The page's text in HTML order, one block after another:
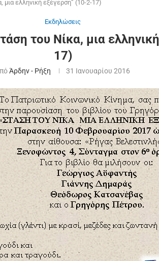
μια ελληνική εξέγερση” (10-2-17)
Εκδηλώσεις
του Νίκα, μια
17)
Άρδην - Ρήξη 31 Ιανουαρίου 2016